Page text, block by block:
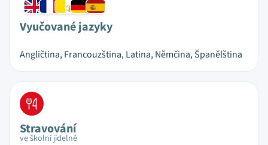
Vyučované jazyky
Angličtina, Francouzština, Latina, Němčina, Španělština
Stravování
ve školní jídelně